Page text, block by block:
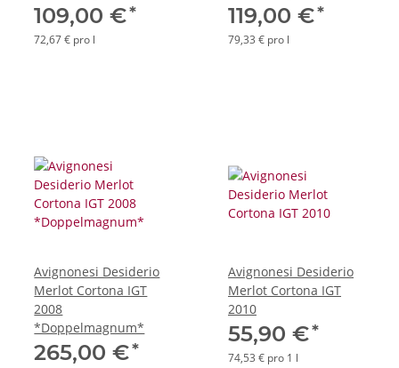
109,00 €*
72,67 € pro l
119,00 €*
79,33 € pro l
Avignonesi Desiderio
Merlot Cortona IGT
2008
*Doppelmagnum*
265,00 €*
Avignonesi Desiderio
Merlot Cortona IGT
2010
55,90 €*
74,53 € pro 1 l